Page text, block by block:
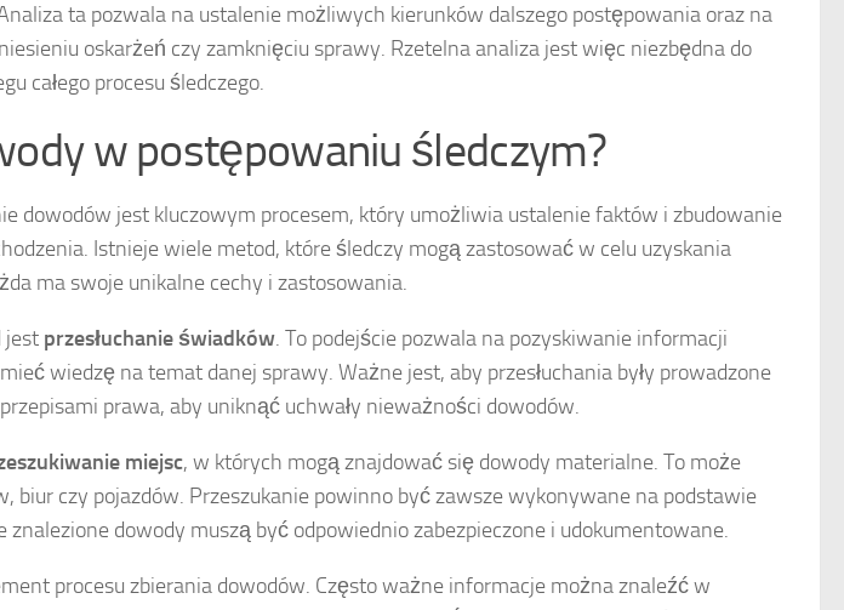
ta pozwala na ustalenie możliwych kierunków dalszego postępowania oraz na
oskarżeń czy zamknięciu sprawy. Rzetelna analiza jest więc niezbędna do
całego procesu śledczego.
w postępowaniu śledczym?
dowodów jest kluczowym procesem, który umożliwia ustalenie faktów i zbudowanie
Istnieje wiele metod, które śledczy mogą zastosować w celu uzyskania
ma swoje unikalne cechy i zastosowania.
jest przesłuchanie świadków. To podejście pozwala na pozyskiwanie informacji
wiedzę na temat danej sprawy. Ważne jest, aby przesłuchania były prowadzone
prawa, aby uniknąć uchwały nieważności dowodów.
miejsc, w których mogą znajdować się dowody materialne. To może
biur czy pojazdów. Przeszukanie powinno być zawsze wykonywane na podstawie
znalezione dowody muszą być odpowiednio zabezpieczone i udokumentowane.
procesu zbierania dowodów. Często ważne informacje można znaleźć w